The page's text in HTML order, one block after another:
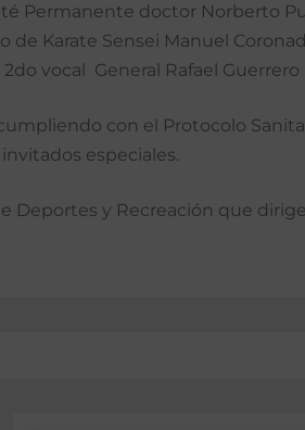
Permanente doctor Norberto
de Karate Sensei Manuel
vocal General Rafael
con el Protocolo
especiales.
y Recreación que